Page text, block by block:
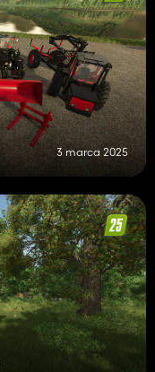
3 marca 2025